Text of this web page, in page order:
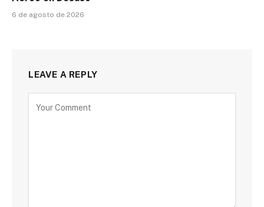
6 de agosto de 2026
LEAVE A REPLY